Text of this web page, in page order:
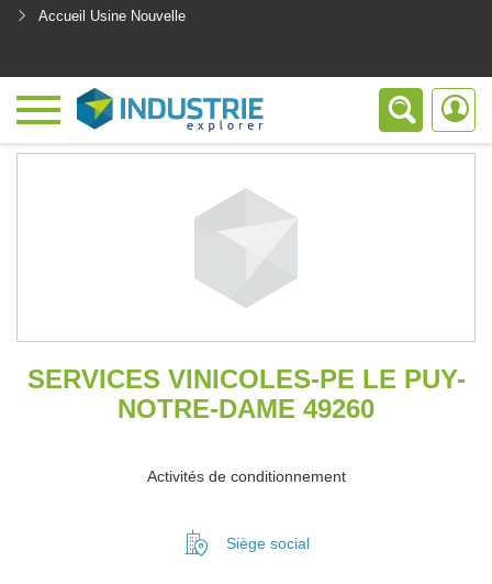
Accueil Usine Nouvelle
SERVICES VINICOLES-PE LE PUY-
NOTRE-DAME 49260
Activités de conditionnement
Siège social